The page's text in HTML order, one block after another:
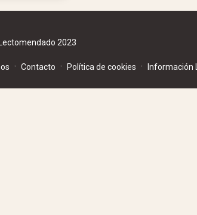
2023
· Contacto · Política de cookies · Información